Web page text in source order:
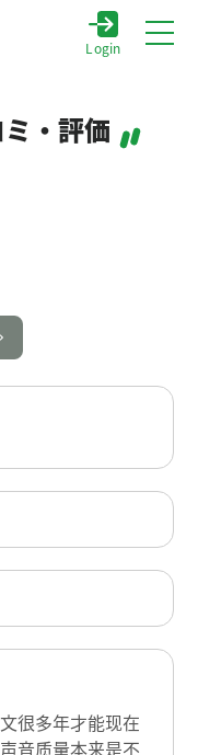
Login
・評価
很多年才能现在
音质量本来是不